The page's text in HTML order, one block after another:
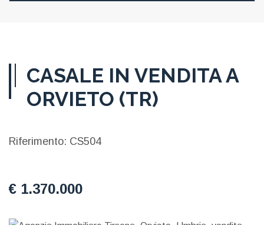
CASALE IN VENDITA A
ORVIETO (TR)
Riferimento: CS504
€ 1.370.000